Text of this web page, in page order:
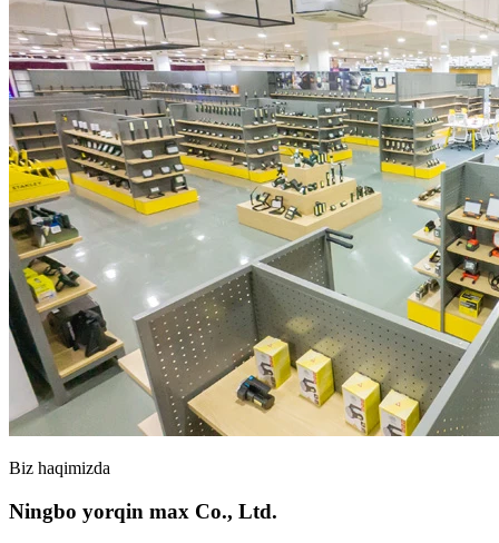
Biz haqimizda
Ningbo yorqin max Co., Ltd.